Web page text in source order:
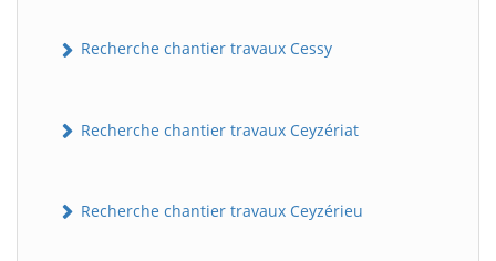
Recherche chantier travaux Cessy
Recherche chantier travaux Ceyzériat
Recherche chantier travaux Ceyzérieu